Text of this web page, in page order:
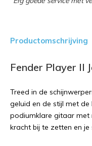
Productomschrijving
Fender Player II
Treed in de
geluid en de stijl met
podiumklare gitaar met
kracht bij te zetten en je